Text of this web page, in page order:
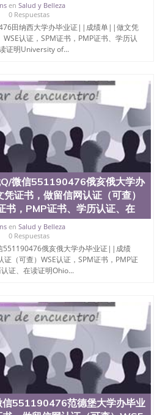
所使用的材料，尺寸大小，防伪
影底纹，钢印LOGO烫金烫
合重叠。 文字图案浮雕，激光
感，复印防伪）都有原版本文凭
成绩单，资格证，学生卡，结
读证明等相关材料）的版本更
掌握的海外学历文凭的样版，尺
防伪技术等等，并在时间收集到
客户的需求。 我们的优势： 我
时，坚持较高性价比，通过品
您倾情诠释什么是高性价比。
信:551190476 Q/微
业证成绩单、教育部认证,录取通
国证明.
、仿制、成绩单文凭、改成绩、
、毕业证、成绩单、文凭、学历
证假学历书制作、假制作、办
毕业证文凭、文凭毕业证、毕业
使馆认证、使馆证明、使馆留学
生认证、学历认证、文凭认证学
认证、留学生学位认证、英国文
等q:551190476 微信：
大学毕业证（San Jose State
立大学毕业证（San Jose State
立大学毕业证（San Jose State
立大学成绩单（San Jose State
立大学成绩单（ San Jose State
立大学成绩单（San Jose State
何塞州立大学文凭（San Jose
塞州立大学（San Jose State
立大学（San Jose State
en Salud y Belleza
0 Respuestas
田纳西大学办毕业证||成绩单||做文凭
认证，SPM证书，PMP证书、学历认
证明University of...
微信551190476俄亥俄大学办
证书，做留信网认证（可查）
书，PMP证书、学历认证、在
en Salud y Belleza
0 Respuestas
551190476俄亥俄大学办毕业证||成绩
（可查）WSE认证，SPM证书，PMP证
证、在读证明Ohio...
551190476范德堡大学办毕业